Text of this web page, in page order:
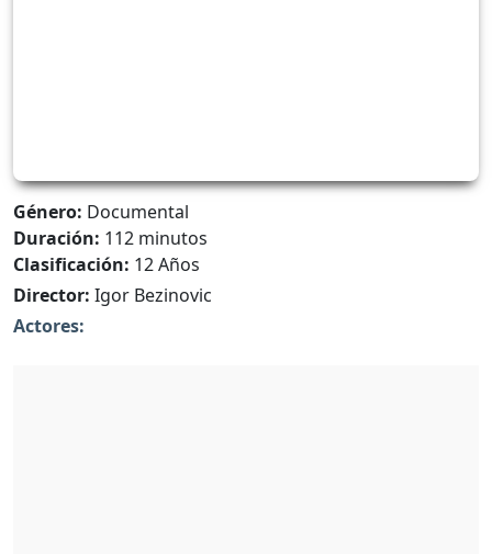
Género: Documental
Duración: 112 minutos
Clasificación: 12 Años
Director: Igor Bezinovic
Actores: